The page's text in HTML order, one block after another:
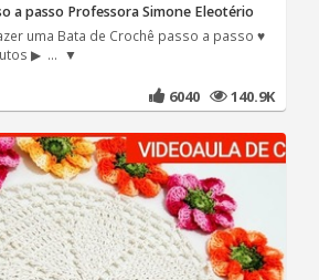
a passo Professora Simone Eleotério
uma Bata de Crochê passo a passo ♥
▶ ... ▼
6040 140.9K